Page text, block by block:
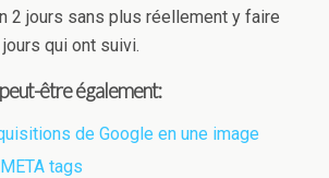
2 jours sans plus réellement y faire
qui ont suivi.
être également:
de Google en une image
tags